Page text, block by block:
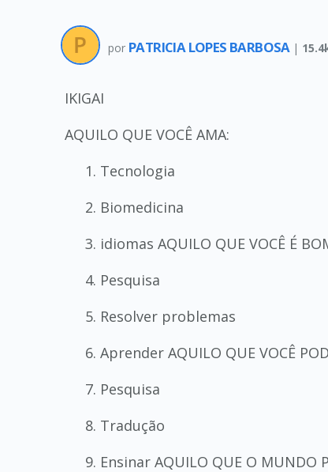
por PATRICIA LOPES BARBOSA |
IKIGAI
AQUILO QUE VOCÊ AMA:
Tecnologia
Biomedicina
idiomas AQUILO QUE VOCÊ É
Pesquisa
Resolver problemas
Aprender AQUILO QUE VOCÊ
Pesquisa
Tradução
Ensinar AQUILO QUE O MUNDO